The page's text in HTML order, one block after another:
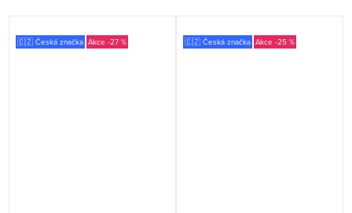
🇨🇿 Česká značka -27 % 🇨🇿 Česká značka -25 %